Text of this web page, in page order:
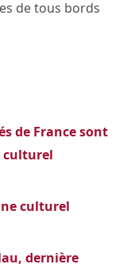
de tous bords
de France sont
culturel
culturel
dernière